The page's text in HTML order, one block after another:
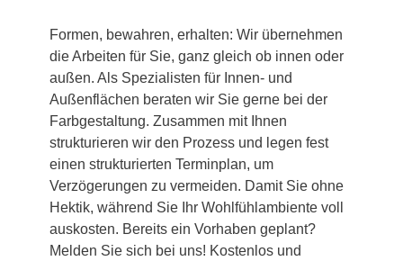
Formen, bewahren, erhalten: Wir übernehmen
die Arbeiten für Sie, ganz gleich ob innen oder
außen. Als Spezialisten für Innen- und
Außenflächen beraten wir Sie gerne bei der
Farbgestaltung. Zusammen mit Ihnen
strukturieren wir den Prozess und legen fest
einen strukturierten Terminplan, um
Verzögerungen zu vermeiden. Damit Sie ohne
Hektik, während Sie Ihr Wohlfühlambiente voll
auskosten. Bereits ein Vorhaben geplant?
Melden Sie sich bei uns! Kostenlos und